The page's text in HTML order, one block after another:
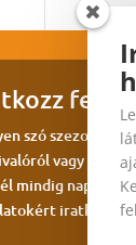
fel
szó szezonális
vagy
mindig
iratkozz